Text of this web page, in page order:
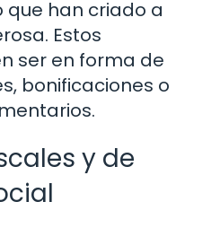
que han criado a
Estos
ser en forma de
bonificaciones o
y de